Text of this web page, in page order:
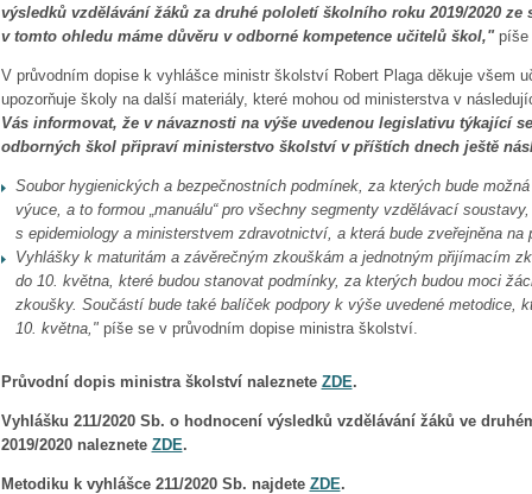
výsledků vzdělávání žáků za druhé pololetí školního roku 2019/2020
v tomto ohledu máme důvěru v odborné kompetence učitelů škol,"píše
V průvodním dopise k vyhlášce ministr školství Robert Plaga děkuje všem
upozorňuje školy na další materiály, které mohou od ministerstva v
Vás informovat, že v návaznosti na výše uvedenou legislativu týkající
odborných škol připraví ministerstvo školství v příštích dnech ještě
Soubor hygienických a bezpečnostních podmínek, za kterých bude
výuce, a to formou „manuálu“ pro všechny segmenty vzdělávací
s epidemiology a ministerstvem zdravotnictví, a která bude zveřejněna na
Vyhlášky k maturitám a závěrečným zkouškám a jednotným přijímacím
do 10. května, které budou stanovat podmínky, za kterých budou moci
zkoušky. Součástí bude takébalíček podpory k výše uvedené metodice,
10. května," píše se v průvodním dopise ministra školství.
Průvodní dopis ministra školství naleznete ZDE.
Vyhlášku 211/2020 Sb. o hodnocení výsledků vzdělávání žáků ve
2019/2020 naleznete ZDE.
Metodiku k vyhlášce 211/2020 Sb. najdete ZDE.